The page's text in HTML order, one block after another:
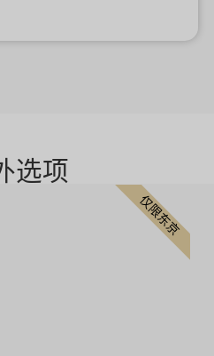
选项
仅限东京